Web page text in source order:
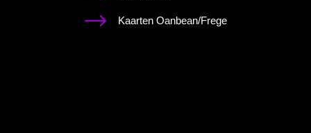
Kaarten Oanbean/Frege